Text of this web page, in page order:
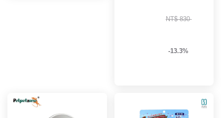
NT$ 830
-13.3%